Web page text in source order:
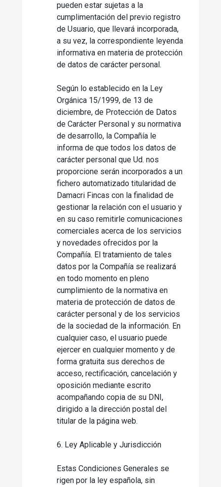
pueden estar sujetas a la
cumplimentación del previo registro
de Usuario, que llevará incorporada,
a su vez, la correspondiente leyenda
informativa en materia de protección
de datos de carácter personal.
Según lo establecido en la Ley
Orgánica 15/1999, de 13 de
diciembre, de Protección de Datos
de Carácter Personal y su normativa
de desarrollo, la Compañía le
informa de que todos los datos de
carácter personal que Ud. nos
proporcione serán incorporados a un
fichero automatizado titularidad de
Damacri Fincas con la finalidad de
gestionar la relación con el usuario y
en su caso remitirle comunicaciones
comerciales acerca de los servicios
y novedades ofrecidos por la
Compañía. El tratamiento de tales
datos por la Compañía se realizará
en todo momento en pleno
cumplimiento de la normativa en
materia de protección de datos de
carácter personal y de los servicios
de la sociedad de la información. En
cualquier caso, el usuario puede
ejercer en cualquier momento y de
forma gratuita sus derechos de
acceso, rectificación, cancelación y
oposición mediante escrito
acompañando copia de su DNI,
dirigido a la dirección postal del
titular de la página web.
6. Ley Aplicable y Jurisdicción
Estas Condiciones Generales se
rigen por la ley española, sin